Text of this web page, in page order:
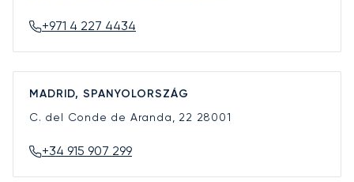
+971 4 227 4434
MADRID, SPANYOLORSZÁG
C. del Conde de Aranda, 22 28001
+34 915 907 299